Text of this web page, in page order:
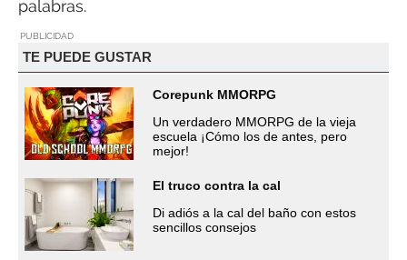
palabras.
PUBLICIDAD
TE PUEDE GUSTAR
Corepunk MMORPG
Un verdadero MMORPG de la vieja
escuela ¡Cómo los de antes, pero
mejor!
El truco contra la cal
Di adiós a la cal del baño con estos
sencillos consejos